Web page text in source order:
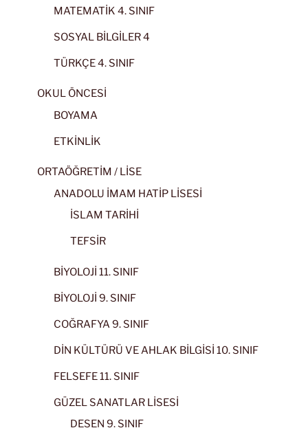
MATEMATİK 4. SINIF
SOSYAL BİLGİLER 4
TÜRKÇE 4. SINIF
OKUL ÖNCESİ
BOYAMA
ETKİNLİK
ORTAÖĞRETİM / LİSE
ANADOLU İMAM HATİP LİSESİ
İSLAM TARİHİ
TEFSİR
BİYOLOJİ 11. SINIF
BİYOLOJİ 9. SINIF
COĞRAFYA 9. SINIF
DİN KÜLTÜRÜ VE AHLAK BİLGİSİ 10. SINIF
FELSEFE 11. SINIF
GÜZEL SANATLAR LİSESİ
DESEN 9. SINIF